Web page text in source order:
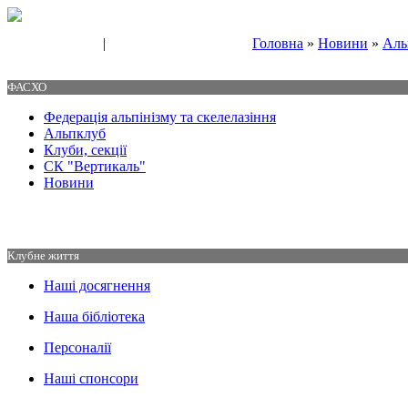
| Головна » Новини »
ФАСХО
Федерація альпінізму та скелелазіння
Альпклуб
Клуби, секції
СК "Вертикаль"
Новини
Клубне життя
Наші досягнення
Наша бібліотека
Персоналії
Наші спонсори